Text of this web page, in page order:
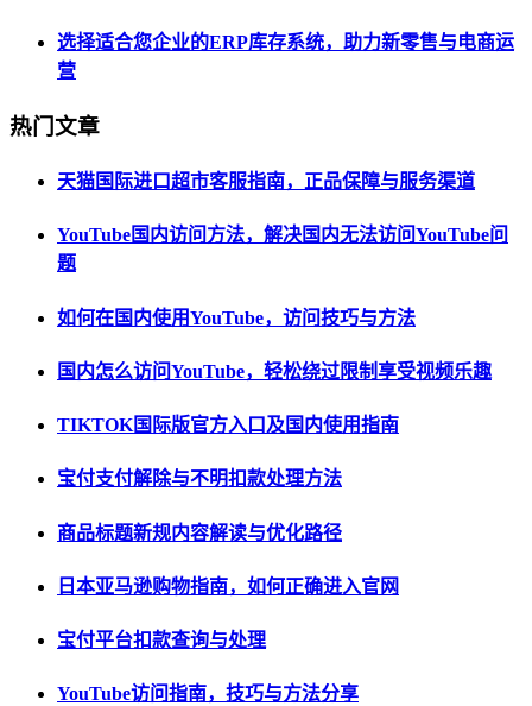
选择适合您企业的ERP库存系统，助力新零售与电商运
营
热门文章
天猫国际进口超市客服指南，正品保障与服务渠道
YouTube国内访问方法，解决国内无法访问YouTube问
题
如何在国内使用YouTube，访问技巧与方法
国内怎么访问YouTube，轻松绕过限制享受视频乐趣
TIKTOK国际版官方入口及国内使用指南
宝付支付解除与不明扣款处理方法
商品标题新规内容解读与优化路径
日本亚马逊购物指南，如何正确进入官网
宝付平台扣款查询与处理
YouTube访问指南，技巧与方法分享